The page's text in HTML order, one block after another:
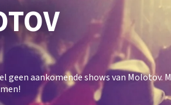
geen aankomende shows van Molotov.